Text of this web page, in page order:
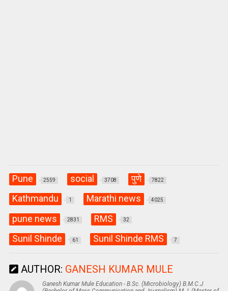
Pune 2559 social 3708 पुणे 7822
Kathmandu 1 Marathi news 4025
pune news 2831 RMS 32
Sunil Shinde 61 Sunil Shinde RMS 7
AUTHOR: GANESH KUMAR MULE
Ganesh Kumar Mule Education - B.Sc. (Microbiology) B.M.C.J